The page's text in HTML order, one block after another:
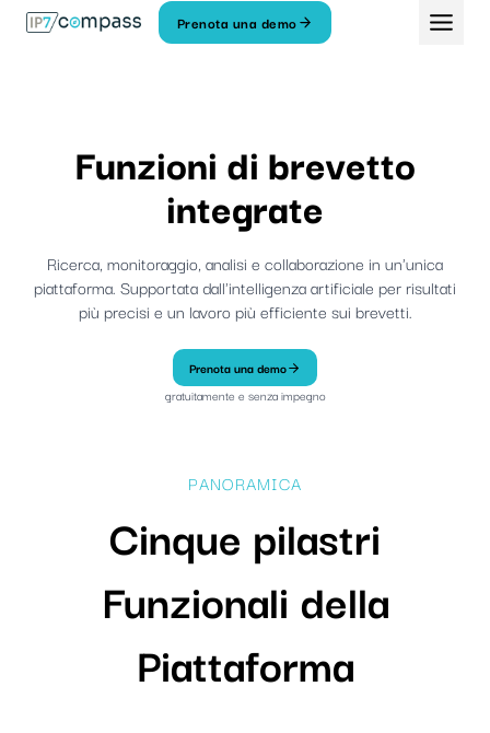
Prenota una demo
Funzioni di brevetto
integrate
Ricerca, monitoraggio, analisi e collaborazione in un'unica
piattaforma. Supportata dall'intelligenza artificiale per risultati
più precisi e un lavoro più efficiente sui brevetti.
Prenota una demo
gratuitamente e senza impegno
PANORAMICA
Cinque pilastri
Funzionali della
Piattaforma